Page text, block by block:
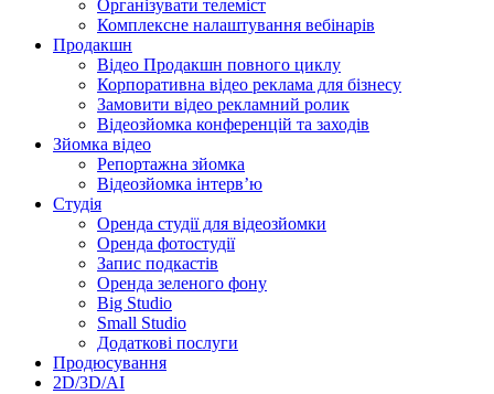
Організувати телеміст
Комплексне налаштування вебінарів
Продакшн
Відео Продакшн повного циклу
Корпоративна відео реклама для бізнесу
Замовити відео рекламний ролик
Відеозйомка конференцій та заходів
Зйомка відео
Репортажна зйомка
Відеозйомка інтерв’ю
Студія
Оренда студії для відеозйомки
Оренда фотостудії
Запис подкастів
Оренда зеленого фону
Big Studio
Small Studio
Додаткові послуги
Продюсування
2D/3D/AI